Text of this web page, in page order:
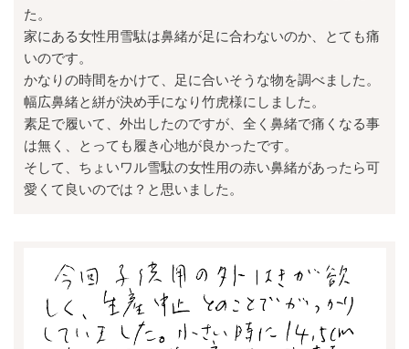
た。
家にある女性用雪駄は鼻緒が足に合わないのか、とても痛
いのです。
かなりの時間をかけて、足に合いそうな物を調べました。
幅広鼻緒と絣が決め手になり竹虎様にしました。
素足で履いて、外出したのですが、全く鼻緒で痛くなる事
は無く、とっても履き心地が良かったです。
そして、ちょいワル雪駄の女性用の赤い鼻緒があったら可
愛くて良いのでは？と思いました。